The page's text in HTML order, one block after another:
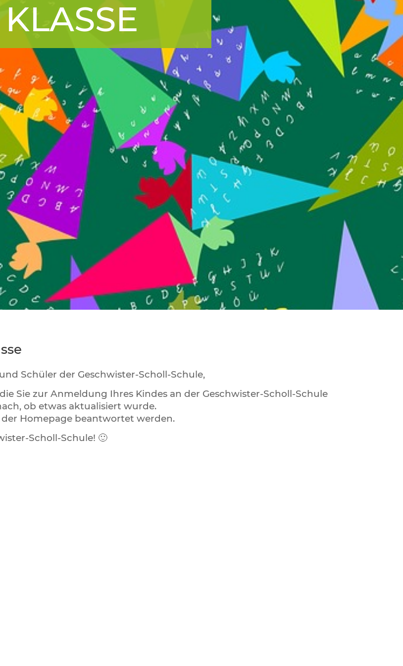
KLASSE
Schüler der Geschwister-Scholl-Schule,
Sie zur Anmeldung Ihres Kindes an der Geschwister-Scholl-Schule
ob etwas aktualisiert wurde.
Homepage beantwortet werden.
Scholl-Schule! 🙂